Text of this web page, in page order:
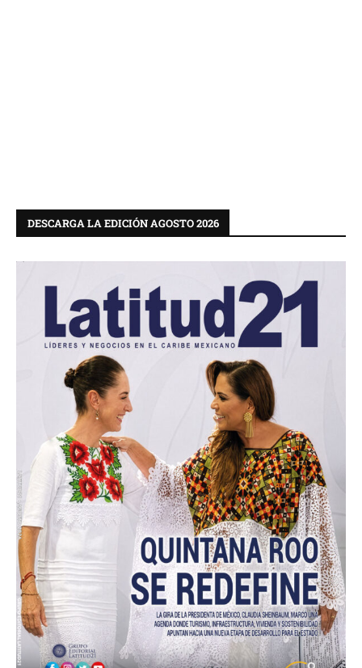
DESCARGA LA EDICIÓN AGOSTO 2026